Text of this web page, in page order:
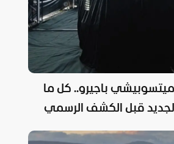
باجيرو.. كل ما
قبل الكشف الرسمي